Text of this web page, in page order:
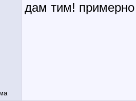
дам тим! примерно